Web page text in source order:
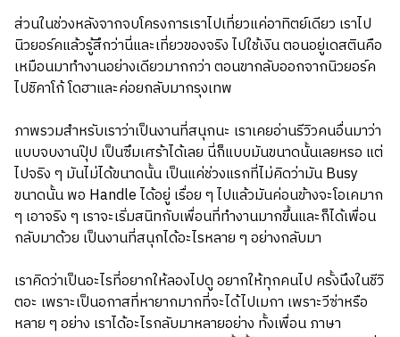
ส่วนในช่วงหลังจากจบโครงการเราไปเที่ยวแค่อาทิตย์เดียว เราไป
นิวยอร์คแล้วรู้สึกว่านี่และเที่ยวของจริง ไปใช้เงิน ตอนอยู่เดสตินคือ
เหมือนมาทำงานอย่างเดียวมากกว่า ตอนขากลับออกจากนิวยอร์ค
ไปชิคาโก้ โดฮาและค่อยกลับมากรุงเทพ
ภาพรวมสำหรับเราว่าเป็นงานที่สนุกนะ เราเคยอ่านรีวิวคนอื่นมาว่า
แบบจบงานปุ๊ป เป็นซึมเศร้าได้เลย นี่ก็แบบมันขนาดนั้นเลยหรอ แต่
ไปจริง ๆ มันไม่ได้ขนาดนั้น เป็นแค่ช่วงแรกที่ไม่คิดว่ามัน Busy
ขนาดนั้น พอ Handle ได้อยู่ เรื่อย ๆ ไปแล้วมันค่อนข้างจะโอเคมาก
ๆ เอาจริง ๆ เราจะเริ่มสนิทกับเพื่อนที่ทำงานมากขึ้นและก็ได้เพื่อน
กลับมาด้วย เป็นงานที่สนุกได้อะไรหลาย ๆ อย่างกลับมา
เราคิดว่าเป็นอะไรที่อยากให้ลองไปดู อยากให้ทุกคนไป ครั้งนึงในชีวิ
ตอะ เพราะเป็นอกาสที่หายากมากที่จะได้ไปเมกา เพราะวีซ่าหรือ
หลาย ๆ อย่าง เราได้อะไรกลับมาหลายอย่าง ทั้งเพื่อน ภาษา